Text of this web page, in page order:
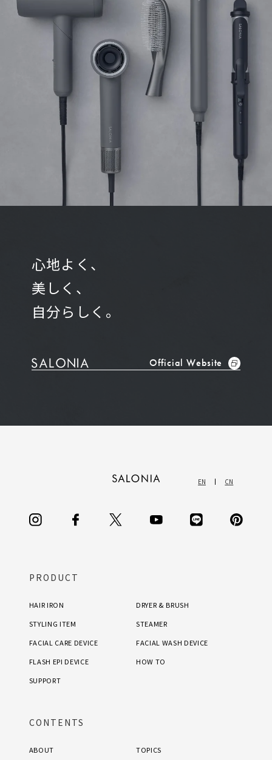
心地よく、
美しく、
自分らしく。
Official Website
EN CN
PRODUCT
HAIR IRON
DRYER & BRUSH
STYLING ITEM
STEAMER
FACIAL CARE DEVICE
FACIAL WASH DEVICE
FLASH EPI DEVICE
SUPPORT
HOW TO
CONTENTS
ABOUT TOPICS